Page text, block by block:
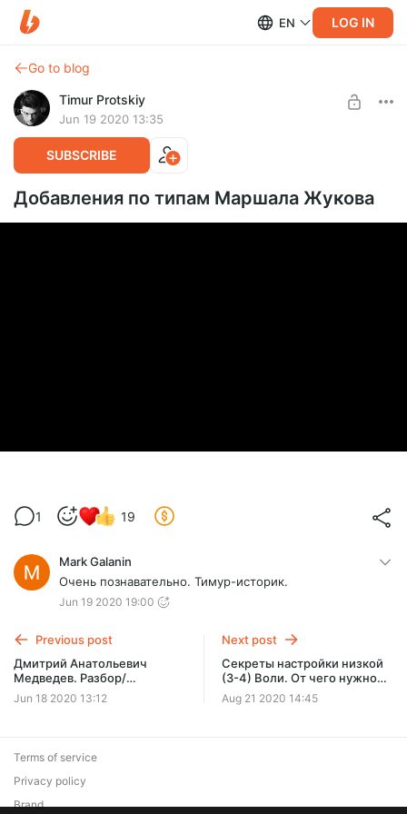
EN LOG IN
Go to blog
Timur Protskiy
Jun 19 2020 13:35
SUBSCRIBE
Добавления по типам Маршала Жукова
1 19
Mark Galanin
Очень познавательно. Тимур-историк.
Jun 19 2020 19:00
Previous post
Дмитрий Анатольевич
Медведев. Разбор/
типирование по соционике-
ПЙ
Jun 18 2020 13:12
Next post
Секреты настройки низкой
(3-4) Воли. От чего нужно
избавляться?
Aug 21 2020 14:45
Terms of service
Privacy policy
Brand